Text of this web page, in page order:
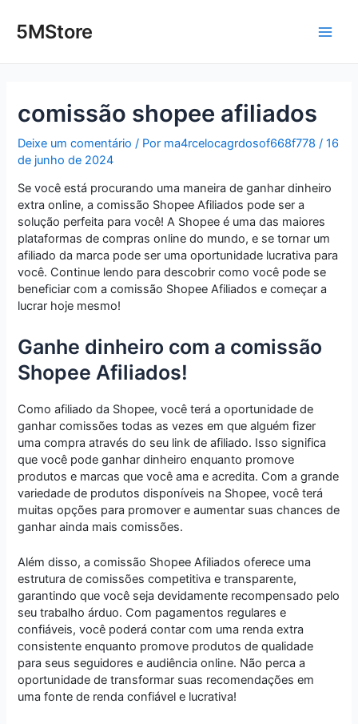
para5MStore
comissão shopee afiliados
Deixe um comentário / Por ma4rcelocagrdosof668f778/16
de junho de 2024
Se você está procurando uma maneira de ganhar dinheiro
extra online, a comissão Shopee Afiliados pode ser a
solução perfeita para você! A Shopee é uma das maiores
plataformas de compras online do mundo, e se tornar um
afiliado da marca pode ser uma oportunidade lucrativa para
você. Continue lendo para descobrir como você pode se
beneficiar com a comissão Shopee Afiliados e começar a
lucrar hoje mesmo!
Ganhe dinheiro com a comissão
Shopee Afiliados!
Como afiliado da Shopee, você terá a oportunidade de
ganhar comissões todas as vezes em que alguém fizer
uma compra através do seu link de afiliado. Isso significa
que você pode ganhar dinheiro enquanto promove
produtos e marcas que você ama e acredita. Com a grande
variedade de produtos disponíveis na Shopee, você terá
muitas opções para promover e aumentar suas chances de
ganhar ainda mais comissões.
Além disso, a comissão Shopee Afiliados oferece uma
estrutura de comissões competitiva e transparente,
garantindo que você seja devidamente recompensado pelo
seu trabalho árduo. Com pagamentos regulares e
confiáveis, você poderá contar com uma renda extra
consistente enquanto promove produtos de qualidade
para seus seguidores e audiência online. Não perca a
oportunidade de transformar suas recomendações em
uma fonte de renda confiável e lucrativa!
navigation